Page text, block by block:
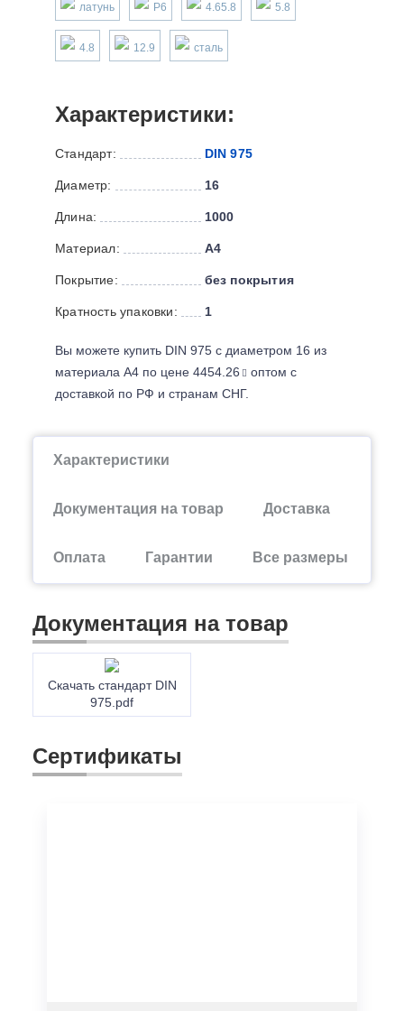
латунь P6 4.65.8 5.8
4.8 12.9 сталь
Характеристики:
Стандарт: DIN 975
Диаметр: 16
Длина: 1000
Материал: А4
Покрытие: без покрытия
Кратность упаковки: 1
Вы можете купить DIN 975 с диаметром 16 из
материала А4 по цене 4454.26
оптом с
доставкой по РФ и странам СНГ.
Характеристики
Документация на товар Доставка
Оплата Гарантии Все размеры
Документация на товар
Скачать стандарт DIN
975.pdf
Сертификаты